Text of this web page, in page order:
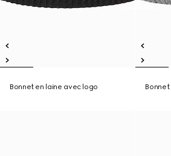
Bonnet en laine avec logo